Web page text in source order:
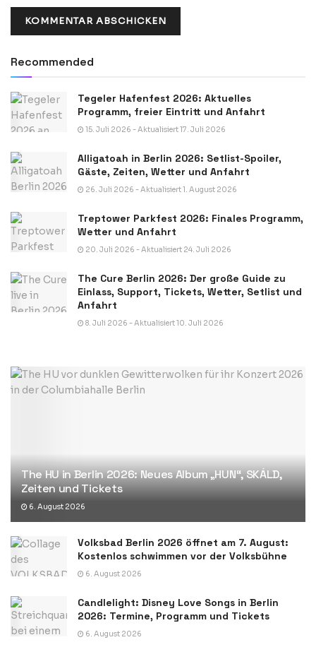
Recommended
Tegeler Hafenfest 2026: Aktuelles
Programm, freier Eintritt und Anfahrt
15. Juli 2026 - Aktualisiert 17. Juli 2026
Alligatoah in Berlin 2026: Setlist-Spoiler,
Gäste, Zeiten, Wetter und Anfahrt
26. Juli 2026 - Aktualisiert 1. August 2026
Treptower Parkfest 2026: Finales Programm,
Wetter und Anfahrt
20. Juli 2026 - Aktualisiert 24. Juli 2026
The Cure Berlin 2026: Der große Guide zu
Einlass, Support, Tickets, Wetter, Setlist und
Anfahrt
8. Juli 2026 - Aktualisiert 10. Juli 2026
The HU in Berlin 2026: Neues Album „HUN“, SKÁLD,
Zeiten und Tickets
6. August 2026
Volksbad Berlin 2026 öffnet am 7. August:
Kostenlos schwimmen vor der Volksbühne
6. August 2026
Candlelight: Disney Love Songs in Berlin
2026: Termine, Programm und Tickets
6. August 2026